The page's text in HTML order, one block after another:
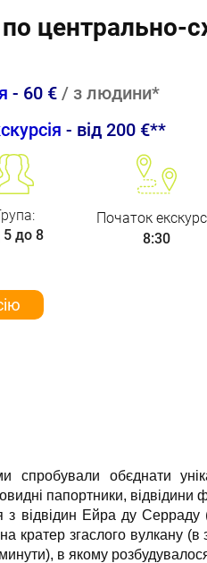
центрально-
- 60 € / з людини*
- вiд 200 €**
5 до 8
Початок
8:30
обєднати
папортники, відвідини
з відвідин Ейрa ду
кратер згаслого вулкану
в якому